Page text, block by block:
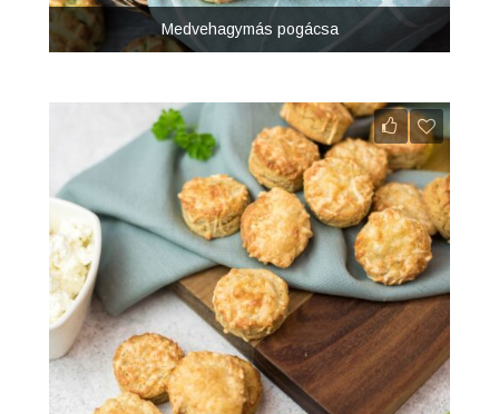
Medvehagymás pogácsa